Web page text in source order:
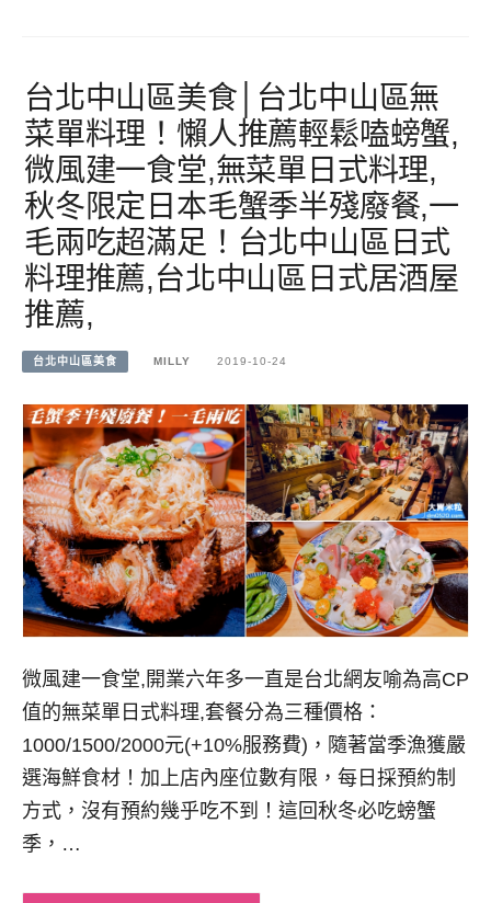
台北中山區美食│台北中山區無
菜單料理！懶人推薦輕鬆嗑螃蟹,
微風建一食堂,無菜單日式料理,
秋冬限定日本毛蟹季半殘廢餐,一
毛兩吃超滿足！台北中山區日式
料理推薦,台北中山區日式居酒屋
推薦,
台北中山區美食 MILLY 2019-10-24
微風建一食堂,開業六年多一直是台北網友喻為高CP
值的無菜單日式料理,套餐分為三種價格：
1000/1500/2000元(+10%服務費)，隨著當季漁獲嚴
選海鮮食材！加上店內座位數有限，每日採預約制
方式，沒有預約幾乎吃不到！這回秋冬必吃螃蟹
季，…